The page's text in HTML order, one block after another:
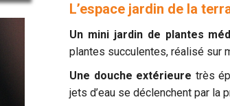
L’espace jardin de la
Un mini jardin de plantes
plantes succulentes, réalisé sur
Une douche extérieure très
jets d’eau se déclenchent par la